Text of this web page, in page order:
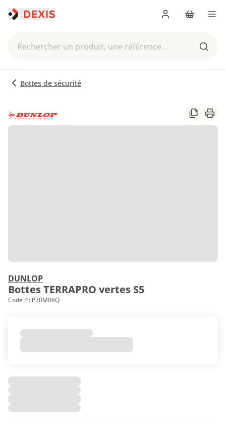
Rechercher un produit, une référence...
Panier
Bottes de sécurité
Partager
DUNLOP
Bottes TERRAPRO vertes S5
Code P : P70M06Q